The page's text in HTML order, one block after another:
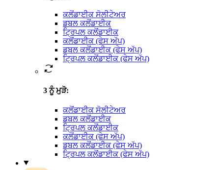
ਕਲੋਂਡਾਈਕ ਸੋਲੀਟੇਅਰ
ਡਬਲ ਕਲੋਂਡਾਈਕ
ਟ੍ਰਿਪਲ ਕਲੋਂਡਾਈਕ
ਕਲੋਂਡਾਈਕ (ਫੇਸ ਅੱਪ)
ਡਬਲ ਕਲੋਂਡਾਈਕ (ਫੇਸ ਅੱਪ)
ਟ੍ਰਿਪਲ ਕਲੋਂਡਾਈਕ (ਫੇਸ ਅੱਪ)
3 ਨੂੰ ਮੁੜੋ:
ਕਲੋਂਡਾਈਕ ਸੋਲੀਟੇਅਰ
ਡਬਲ ਕਲੋਂਡਾਈਕ
ਟ੍ਰਿਪਲ ਕਲੋਂਡਾਈਕ
ਕਲੋਂਡਾਈਕ (ਫੇਸ ਅੱਪ)
ਡਬਲ ਕਲੋਂਡਾਈਕ (ਫੇਸ ਅੱਪ)
ਟ੍ਰਿਪਲ ਕਲੋਂਡਾਈਕ (ਫੇਸ ਅੱਪ)